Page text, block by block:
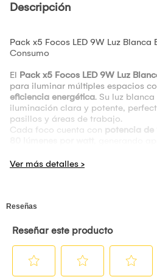
Descripción
Pack x5 Focos LED 9W Luz Blanca
Consumo
El Pack x5 Focos LED 9W Luz
para iluminar múltiples espacios
eficiencia energética. Su luz blanca
iluminación clara y potente,
pasillos y áreas de trabajo.
Cada foco cuenta con potencia de
iluminación con bajo consumo
hogar y proyectos eléctricos.
Marca:ExtraLED
Tipo:
Foco LED